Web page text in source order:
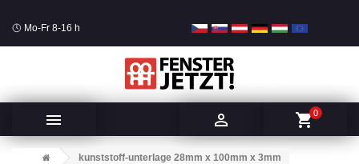
Mo-Fr 8-16 h
  shopping_cart0
kunststoff-unterlage 28mm x 100mm x 3mm